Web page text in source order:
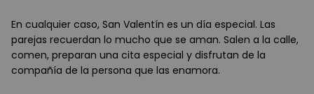
En cualquier caso, San Valentín es un día especial. Las
parejas recuerdan lo mucho que se aman. Salen a la calle,
comen, preparan una cita especial y disfrutan de la
compañía de la persona que las enamora.